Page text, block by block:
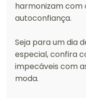
harmonizam com
autoconfiança.
Seja para um dia
especial, confira
impecáveis com
moda.